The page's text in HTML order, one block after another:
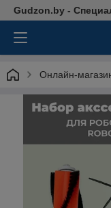
Gudzon.by -
Онлайн-